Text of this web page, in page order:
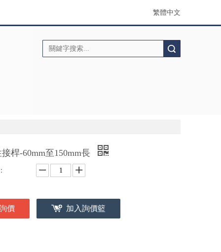
繁體中文
桿-60mm至150mm長
價 加入詢價籃